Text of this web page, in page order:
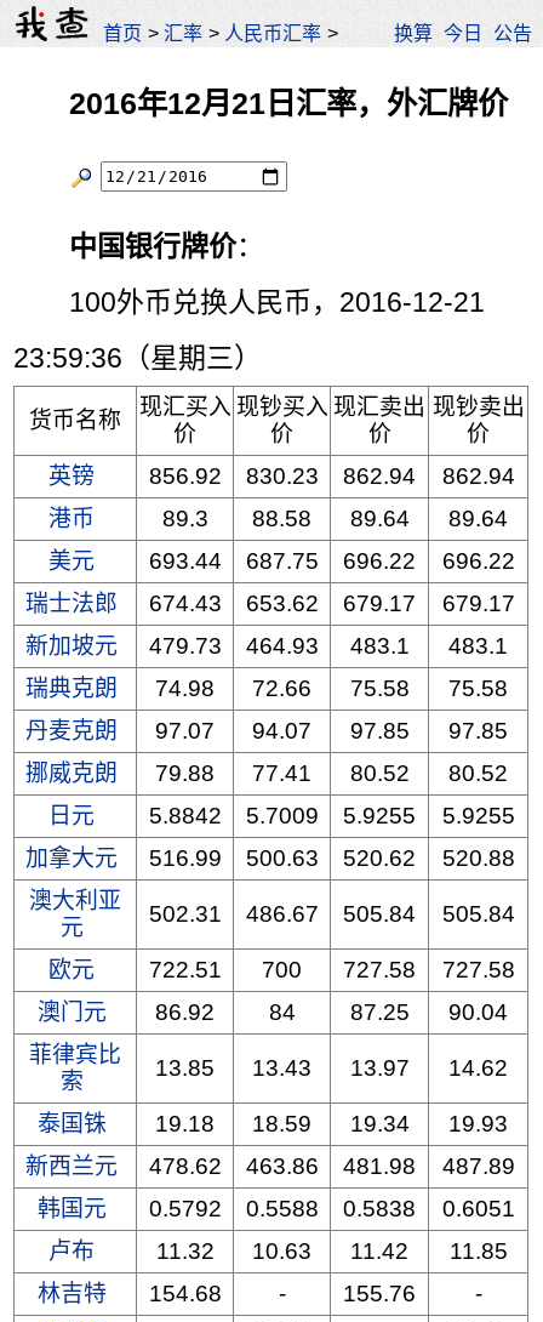
首页 >汇率 > 人民币汇率 > 换算 今日 公告
2016年12月21日汇率，外汇牌价
中国银行牌价：
100外币兑换人民币，2016-12-21
23:59:36（星期三）
货币名称
现汇买入
价
现钞买入
价
现汇卖出
价
现钞卖出
价
英镑
856.92 830.23 862.94
862.94
港币
89.3 88.58 89.64
89.64
美元
693.44 687.75 696.22
696.22
瑞士法郎
674.43 653.62 679.17
679.17
新加坡元
479.73 464.93 483.1
483.1
瑞典克朗
74.98 72.66 75.58
75.58
丹麦克朗
97.07 94.07 97.85
97.85
挪威克朗
79.88 77.41 80.52
80.52
日元
5.8842 5.7009 5.9255
5.9255
加拿大元
516.99 500.63 520.62
520.88
澳大利亚
元
502.31 486.67 505.84 505.84
欧元 722.51 700 727.58
727.58
澳门元
86.92 84 87.25
90.04
菲律宾比
索
13.85 13.43 13.97 14.62
泰国铢 19.18 18.59 19.34
19.93
新西兰元
478.62 463.86 481.98
487.89
韩国元
0.5792 0.5588 0.5838
0.6051
卢布
11.32 10.63 11.42
11.85
林吉特
154.68 - 155.76
-